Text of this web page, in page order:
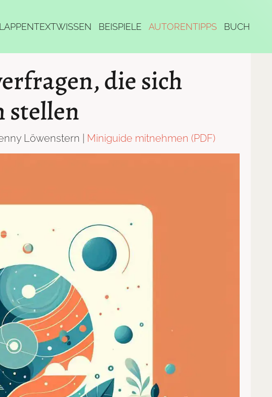
BEISPIELE AUTORENTIPPS BUCH
die sich
stellen
Löwenstern | Miniguide mitnehmen (PDF)